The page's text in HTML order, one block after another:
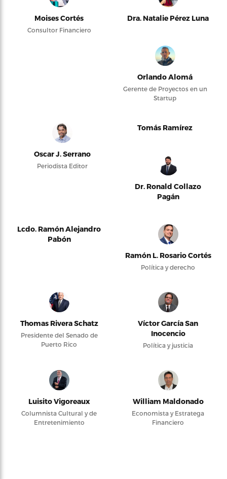
Moises Cortés
Consultor Financiero
Dra. Natalie Pérez Luna
Orlando Alomá
Gerente de Proyectos en un
Startup
Oscar J. Serrano
Periodista Editor
Tomás Ramírez
Dr. Ronald Collazo
Pagán
Lcdo. Ramón Alejandro
Pabón
Ramón L. Rosario Cortés
Política y derecho
Thomas Rivera Schatz
Presidente del Senado de
Puerto Rico
Víctor García San
Inocencio
Política y justicia
Luisito Vigoreaux
Columnista Cultural y de
Entretenimiento
William Maldonado
Economista y Estratega
Financiero